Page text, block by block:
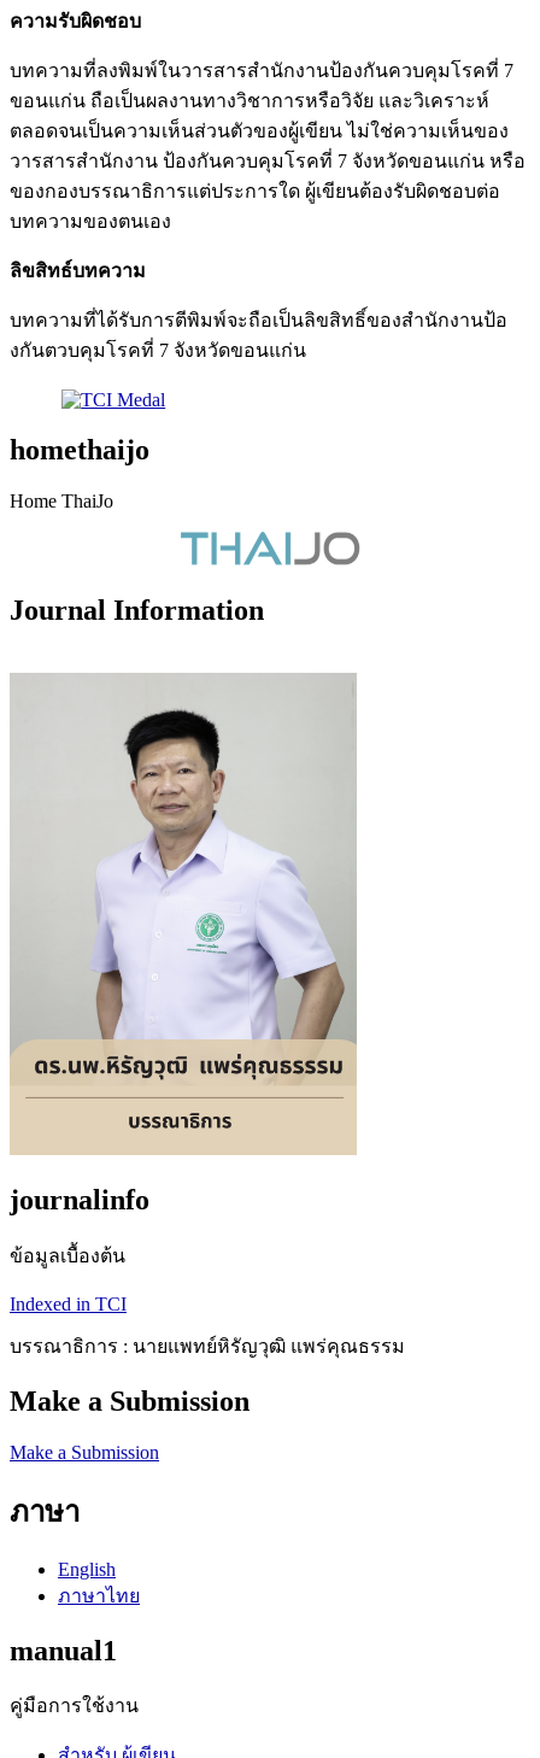
ความรับผิดชอบ
บทความที่ลงพิมพ์ในวารสารสำนักงานป้องกันควบคุมโรคที่ 7
ขอนแก่น ถือเป็นผลงานทางวิชาการหรือวิจัย และวิเคราะห์
ตลอดจนเป็นความเห็นส่วนตัวของผู้เขียน ไม่ใช่ความเห็นของ
วารสารสำนักงาน ป้องกันควบคุมโรคที่ 7 จังหวัดขอนแก่น หรือ
ของกองบรรณาธิการแต่ประการใด ผู้เขียนต้องรับผิดชอบต่อ
บทความของตนเอง
ลิขสิทธ์บทความ
บทความที่ได้รับการตีพิมพ์จะถือเป็นลิขสิทธิ์ของสำนักงานป้อ
งกันตวบคุมโรคที่ 7 จังหวัดขอนแก่น
homethaijo
Home ThaiJo
Journal Information
journalinfo
ข้อมูลเบื้องต้น
Indexed in TCI
บรรณาธิการ : นายแพทย์หิรัญวุฒิ แพร่คุณธรรม
Make a Submission
Make a Submission
ภาษา
English
ภาษาไทย
manual1
คู่มือการใช้งาน